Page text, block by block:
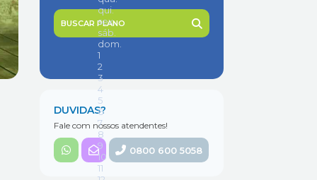
BUSCAR PLANO
DUVIDAS?
Fale com nossos atendentes!
0800 600 5058